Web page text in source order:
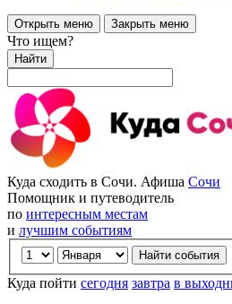
Открыть меню Закрыть меню
Что ищем?
Найти
Куда сходить в Сочи. Афиша Сочи
Помощник и путеводитель
по интересным местам
и лучшим событиям
Куда пойти сегодня завтра в